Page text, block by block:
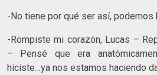
-No tiene por qué ser así, podemos
-Rompiste mi corazón, Lucas –
– Pensé que era
hiciste…ya nos estamos haciendo